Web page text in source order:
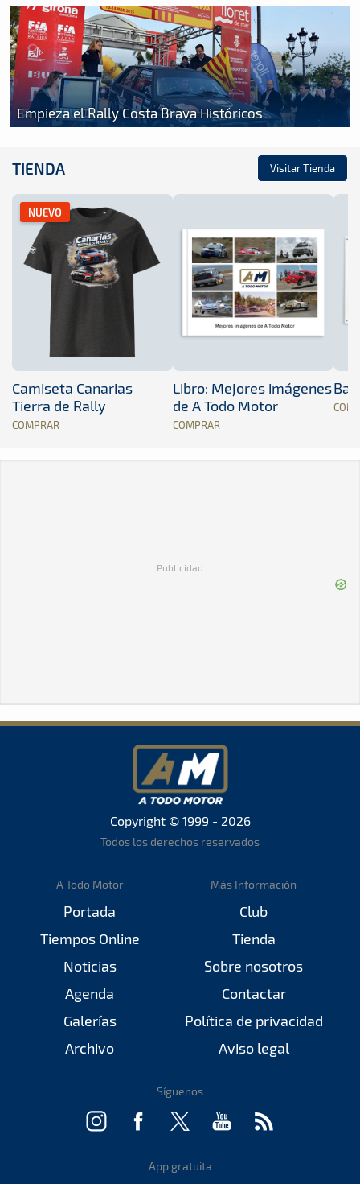
Empieza el Rally Costa Brava Históricos
TIENDA Visitar Tienda
NUEVO
Camiseta Canarias
Tierra de Rally
COMPRAR
Libro: Mejores imágenes
de A Todo Motor
COMPRAR
Publicidad
Copyright © 1999 - 2026
Todos los derechos reservados
A Todo Motor
Portada
Tiempos Online
Noticias
Agenda
Galerías
Archivo
Más Información
Club
Tienda
Sobre nosotros
Contactar
Política de privacidad
Aviso legal
Síguenos
App gratuita